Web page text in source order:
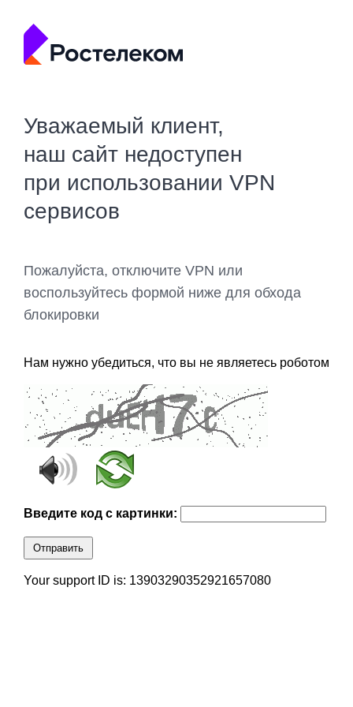
Уважаемый клиент,
наш сайт недоступен
при использовании VPN
сервисов
Пожалуйста, отключите VPN или
воспользуйтесь формой ниже для обхода
блокировки
Нам нужно убедиться, что вы не являетесь роботом
Введите код с картинки:
Отправить
Your support ID is: 13903290352921657080